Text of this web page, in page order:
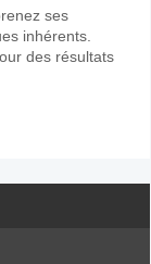
ses
inhérents.
des résultats